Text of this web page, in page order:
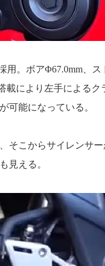
。ボアΦ67.0mm、
載により左手による
可能になっている。
そこからサイレンサ
見える。